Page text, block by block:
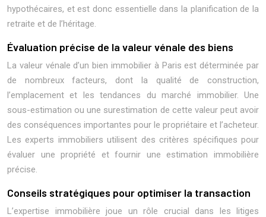
hypothécaires, et est donc essentielle dans la planification de la
retraite et de l’héritage.
Évaluation précise de la valeur vénale des biens
La valeur vénale d’un bien immobilier à Paris est déterminée par
de nombreux facteurs, dont la qualité de construction,
l’emplacement et les tendances du marché immobilier. Une
sous-estimation ou une surestimation de cette valeur peut avoir
des conséquences importantes pour le propriétaire et l’acheteur.
Les experts immobiliers utilisent des critères spécifiques pour
évaluer une propriété et fournir une estimation immobilière
précise.
Conseils stratégiques pour optimiser la transaction
L’expertise immobilière joue un rôle crucial dans les litiges